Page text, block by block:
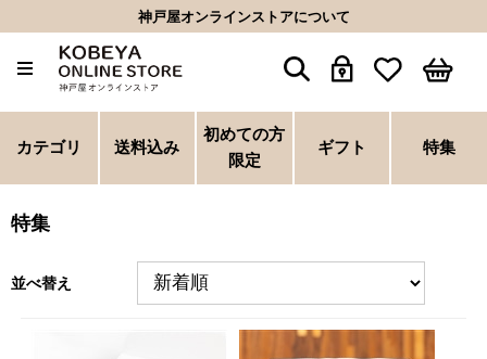
神戸屋オンラインストアについて
カテゴリ 送料込み
初めての方
限定
ギフト 特集
特集
並べ替え